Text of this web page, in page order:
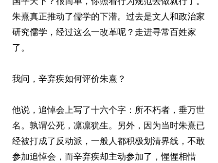
朱熹真正推动了儒学的下潜。过去是文人和政治家
研究儒学，经过这么一改革呢？走进寻常百姓家
了。
我问，辛弃疾如何评价朱熹？
他说，追悼会上写了十六个字：所不朽者，垂万世
名。孰谓公死，凛凛犹生。另外，因为当时朱熹已
经被打成了反动派，一般人都积极划清界线，不敢
参加追悼会，而辛弃疾却主动参加了，惺惺相惜